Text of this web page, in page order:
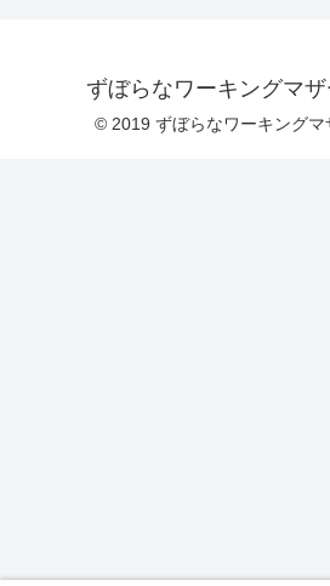
ずぼらなワーキングマ
© 2019 ずぼらなワーキングマ